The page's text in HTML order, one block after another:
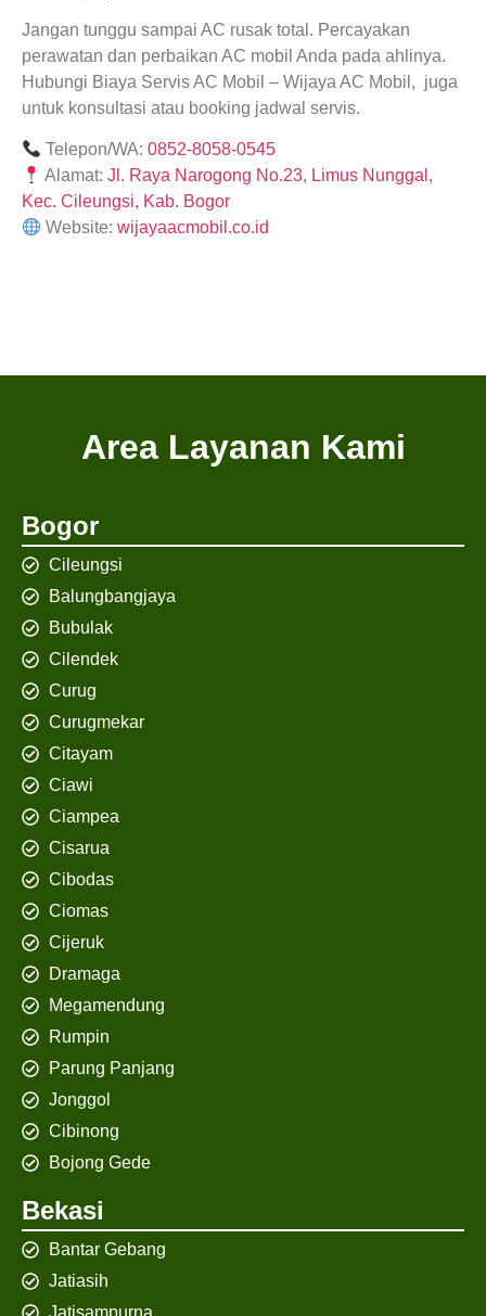
Jangan tunggu sampai AC rusak total. Percayakan
perawatan dan perbaikan AC mobil Anda pada ahlinya.
Hubungi Biaya Servis AC Mobil – Wijaya AC Mobil, juga
untuk konsultasi atau booking jadwal servis.
Telepon/WA:0852-8058-0545
Alamat:Jl. Raya Narogong No.23, Limus Nunggal,
Kec. Cileungsi, Kab. Bogor
Website:wijayaacmobil.co.id
Area Layanan Kami
Bogor
Cileungsi
Balungbangjaya
Bubulak
Cilendek
Curug
Curugmekar
Citayam
Ciawi
Ciampea
Cisarua
Cibodas
Ciomas
Cijeruk
Dramaga
Megamendung
Rumpin
Parung Panjang
Jonggol
Cibinong
Bojong Gede
Bekasi
Bantar Gebang
Jatiasih